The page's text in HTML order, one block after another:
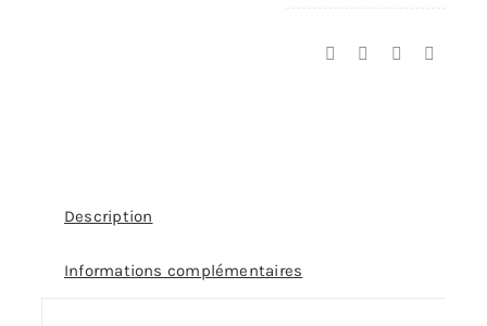
41451404500
Description
Informations complémentaires